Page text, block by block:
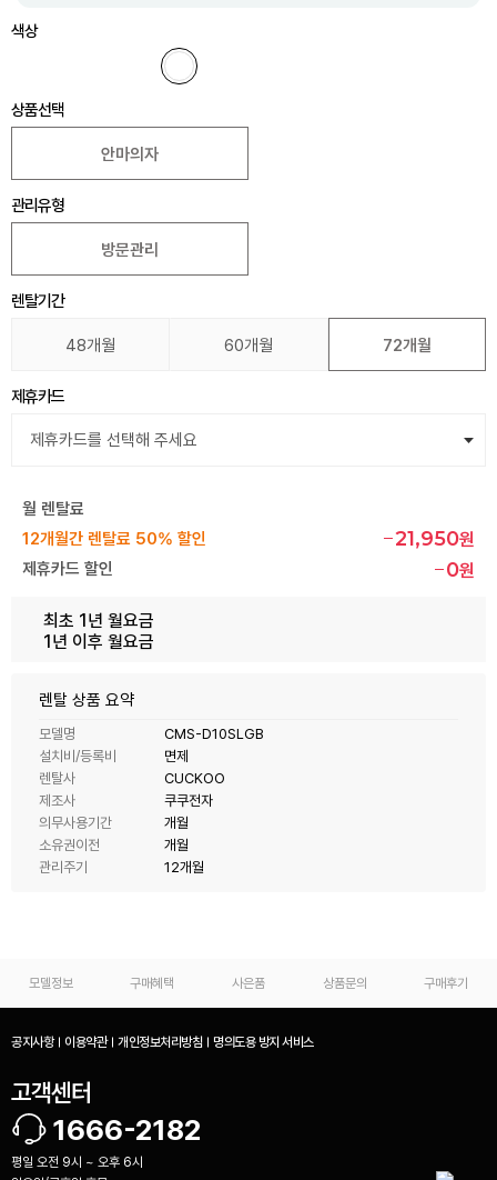
색상
상품선택
안마의자
관리유형
방문관리
렌탈기간
48개월 60개월 72개월
제휴카드
월 렌탈료
12개월간 렌탈료 50% 할인
21,950원
제휴카드 할인 0원
최초 1년 월요금
1년 이후 월요금
렌탈 상품 요약
모델명
CMS-D10SLGB
설치비/등록비
면제
렌탈사
CUCKOO
제조사
쿠쿠전자
의무사용기간
개월
소유권이전
개월
관리주기
12개월
모델정보 구매혜택 사은품 상품문의 구매후기
공지사항 이용약관 개인정보처리방침 명의도용 방지 서비스
고객센터
1666-2182
평일 오전 9시 ~ 오후 6시